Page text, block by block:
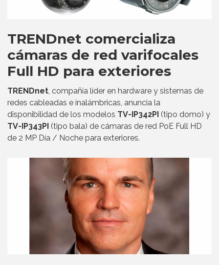
TRENDnet comercializa
cámaras de red varifocales
Full HD para exteriores
TRENDnet , compañía líder en hardware y sistemas de
redes cableadas e inalámbricas, anuncia la
disponibilidad de los modelos TV-IP342PI (tipo domo) y
TV-IP343PI (tipo bala) de cámaras de red PoE Full HD
de 2 MP Día / Noche para exteriores.